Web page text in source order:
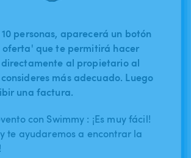
personas, aparecerá un botón
oferta' que te permitirá hacer
al propietario al
más adecuado. Luego
una factura.
con Swimmy : ¡Es muy fácil!
te ayudaremos a encontrar la